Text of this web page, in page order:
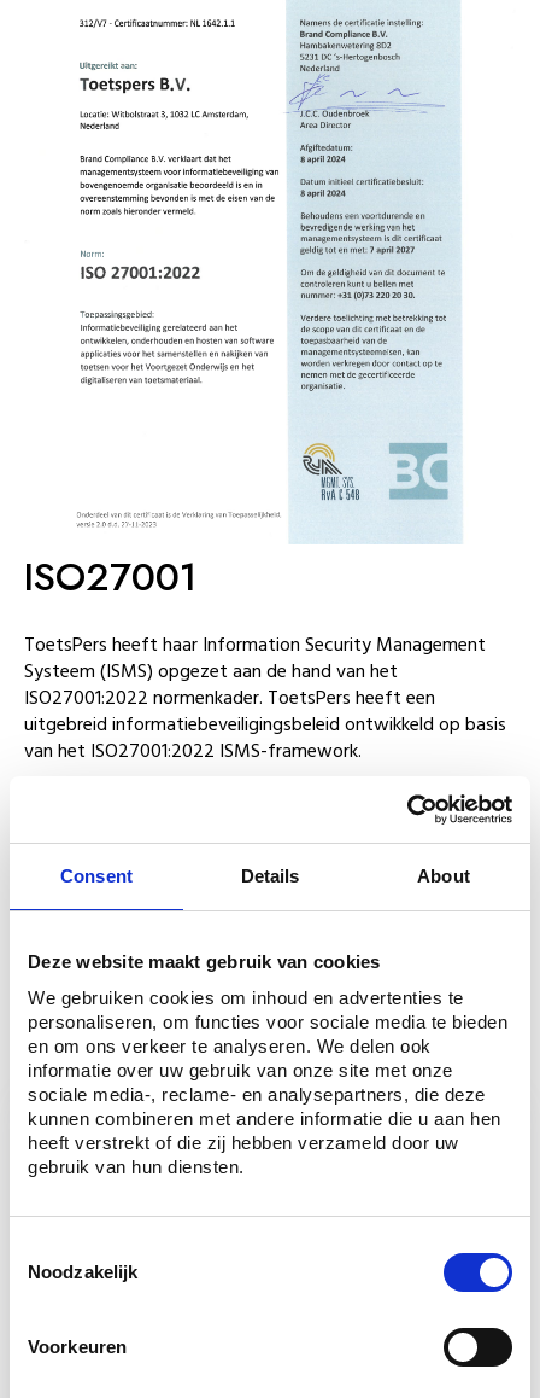
Consent Details About
Deze website maakt gebruik van cookies
We gebruiken cookies om inhoud en advertenties te
personaliseren, om functies voor sociale media te bieden
en om ons verkeer te analyseren. We delen ook
informatie over uw gebruik van onze site met onze
sociale media-, reclame- en analysepartners, die deze
kunnen combineren met andere informatie die u aan hen
heeft verstrekt of die zij hebben verzameld door uw
gebruik van hun diensten.
Noodzakelijk
Voorkeuren
ISO27001
ToetsPers heeft haar Information Security Management
Systeem (ISMS) opgezet aan de hand van het
ISO27001:2022 normenkader. ToetsPers heeft een
uitgebreid informatiebeveiligingsbeleid ontwikkeld op basis
van het ISO27001:2022 ISMS-framework.
Edu-V deelnemer en pionier
LEES MEER
ToetsPers is officieel deelnemer
Edu-V is een initiatief om gegevensuitwisseling in
het onderwijs te standardiseren. Als een
mogelijk om bijvoorbeeld: cijfers uit te wisselen
met het LAS, klassen automatisch te